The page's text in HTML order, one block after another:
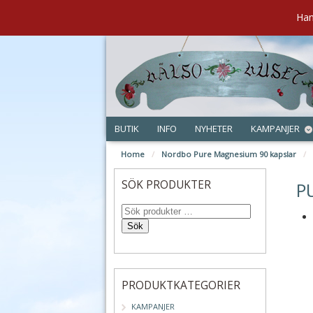
BUTIK INFO NYHETER KAMPANJER
Home / Nordbo Pure Magnesium 90 kapslar /
SÖK PRODUKTER
Sök
PRODUKTKATEGORIER
KAMPANJER